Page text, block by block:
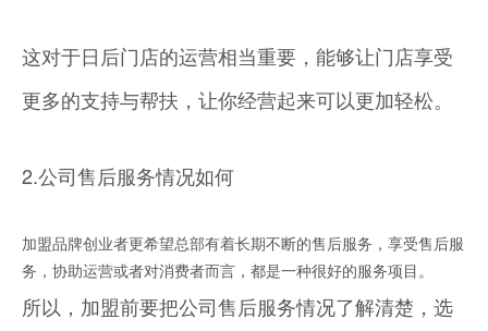
这对于日后门店的运营相当重要，能够让门店享受
更多的支持与帮扶，让你经营起来可以更加轻松。
2.公司售后服务情况如何
加盟品牌创业者更希望总部有着长期不断的售后服务，享受售后服
务，协助运营或者对消费者而言，都是一种很好的服务项目。
所以，加盟前要把公司售后服务情况了解清楚，选